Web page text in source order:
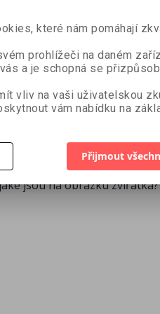
jsou na obrázku zvířátka?
které nám pomáhají
prohlížeči na daném
a je schopná se
vliv na vaši uživatelskou
vám nabídku na
Přijmout